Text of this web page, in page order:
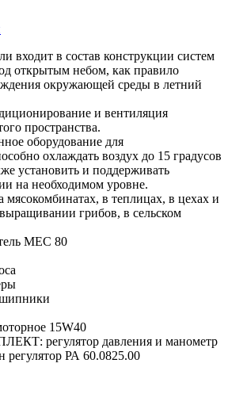
входит в состав конструкции систем
открытым небом, как правило
окружающей среды в летний
и вентиляция
пространства.
оборудование для
охлаждать воздух до 15 градусов
установить и поддерживать
на необходимом уровне.
мясокомбинатах, в теплицах, в цехах и
грибов, в сельском
MEC 80
15W40
регулятор давления и манометр
регулятор РА 60.0825.00